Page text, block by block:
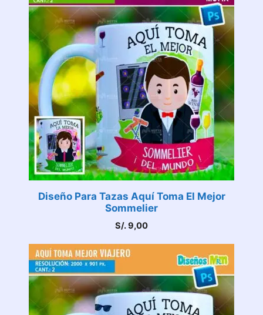
Diseño Para Tazas Aquí Toma El Mejor
Sommelier
S/.9,00